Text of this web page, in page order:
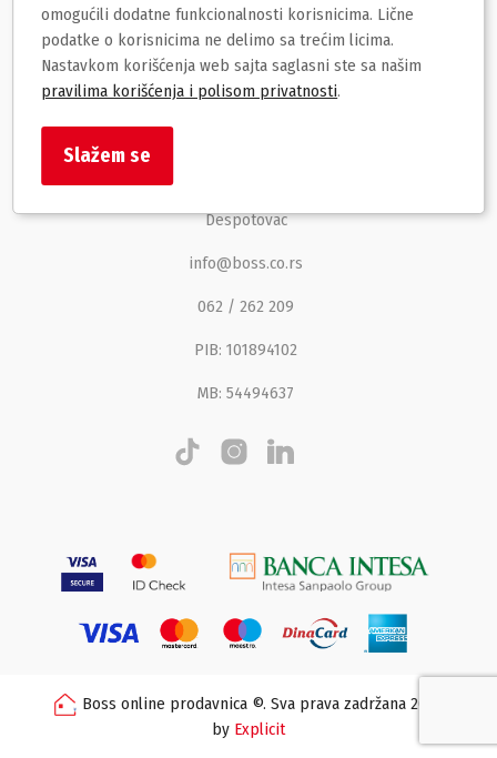
Korisnički servis
Brzi linkovi
Despotovac
info@boss.co.rs
062 / 262 209
PIB: 101894102
MB: 54494637
Boss online prodavnica ©. Sva prava zadržana 2026
by Explicit
omogućili dodatne funkcionalnosti korisnicima. Lične
podatke o korisnicima ne delimo sa trećim licima.
Nastavkom korišćenja web sajta saglasni ste sa našim
pravilima korišćenja i polisom privatnosti.
Slažem se